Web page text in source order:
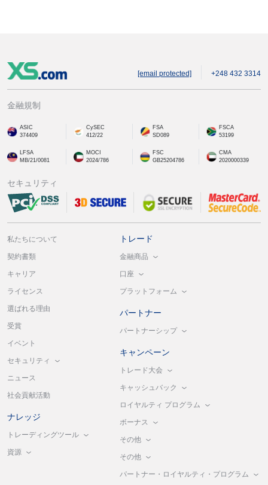
[email protected] +248 432 3314
金融規制
ASIC
374409
CySEC
412/22
FSA
SD089
FSCA
53199
LFSA
MB/21/0081
MOCI
2024/786
FSC
GB25204786
CMA
2020000339
セキュリティ
私たちについて
契約書類
キャリア
ライセンス
選ばれる理由
受賞
イベント
セキュリティ
ニュース
社会貢献活動
ナレッジ
トレーディングツール
資源
トレード
金融商品
口座
プラットフォーム
パートナー
パートナーシップ
キャンペーン
トレード大会
キャッシュバック
ロイヤルティ プログラム
ボーナス
その他
その他
パートナー・ロイヤルティ・プログラム